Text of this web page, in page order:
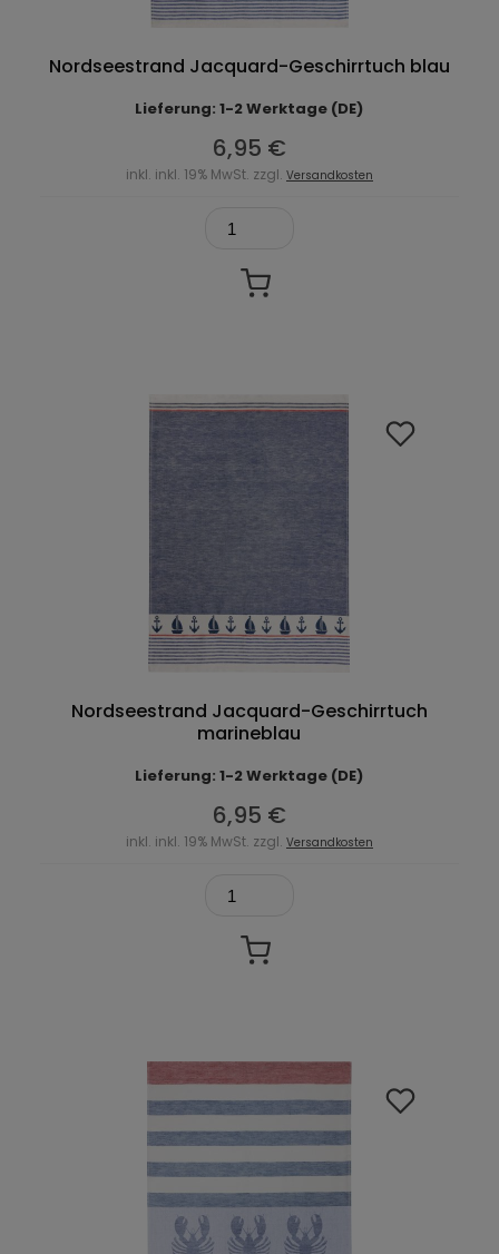
Nordseestrand Jacquard-Geschirrtuch blau
Lieferung: 1-2 Werktage (DE)
6,95 €
inkl. inkl. 19% MwSt. zzgl. Versandkosten
Nordseestrand Jacquard-Geschirrtuch
marineblau
Lieferung: 1-2 Werktage (DE)
6,95 €
inkl. inkl. 19% MwSt. zzgl. Versandkosten